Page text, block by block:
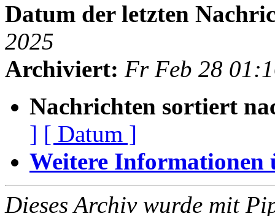
Datum der letzten
2025
Archiviert: Fr Feb 28
Nachrichten sortiert
] [ Datum ]
Weitere Informationen
Dieses Archiv wurde mit